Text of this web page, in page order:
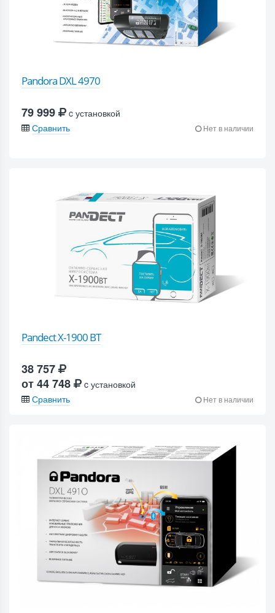
Pandora DXL 4970
79 999
c установкой
Сравнить
Нет в наличии
Pandect X-1900 BT
38 757
от 44 748
c установкой
Сравнить
Нет в наличии